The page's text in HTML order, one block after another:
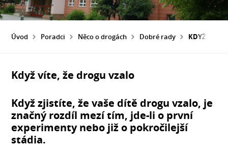
Úvod Poradci Něco o drogách Dobré rady KDYŽ VÍTE,
Když víte, že drogu vzalo
Když zjistíte, že vaše dítě drogu vzalo, je
značný rozdíl mezí tím, jde-li o první
experimenty nebo již o pokročilejší
stádia.